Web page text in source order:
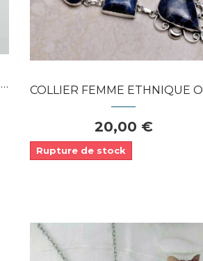
APERÇU RAPIDE
COLLIER FEMME ETHNIQUE ORNÉE SODALITE...
20,00 €
Rupture de stock